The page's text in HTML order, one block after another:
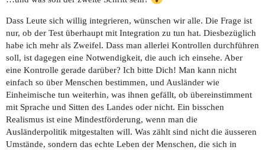
Dass Leute sich willig integrieren, wünschen wir alle. Die Frage ist
nur, ob der Test überhaupt mit Integration zu tun hat. Diesbezüglich
habe ich mehr als Zweifel. Dass man allerlei Kontrollen durchführen
soll, ist dagegen eine Notwendigkeit, die auch ich einsehe. Aber
eine Kontrolle gerade darüber? Ich bitte Dich! Man kann nicht
einfach so über Menschen bestimmen, und Ausländer wie
Einheimische tun weiterhin, was ihnen gefällt, ob übereinstimment
mit Sprache und Sitten des Landes oder nicht. Ein bisschen
Realismus ist eine Mindestförderung, wenn man die
Ausländerpolitik mitgestalten will. Was zählt sind nicht die äusseren
Umstände, sondern das echte Leben der Menschen, die sich in